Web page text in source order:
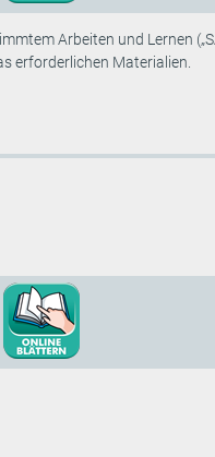
Arbeiten und Lernen
erforderlichen Materialien.